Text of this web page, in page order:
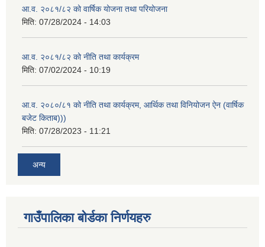
आ.व. २०८१/८२ को वार्षिक योजना तथा परियोजना
मिति: 07/28/2024 - 14:03
आ.व. २०८१/८२ को नीति तथा कार्यक्रम
मिति: 07/02/2024 - 10:19
आ.व. २०८०/८१ को नीति तथा कार्यक्रम, आर्थिक तथा विनियोजन ऐन (वार्षिक
बजेट किताब)))
मिति: 07/28/2023 - 11:21
अन्य
गाउँपालिका बोर्डका निर्णयहरु